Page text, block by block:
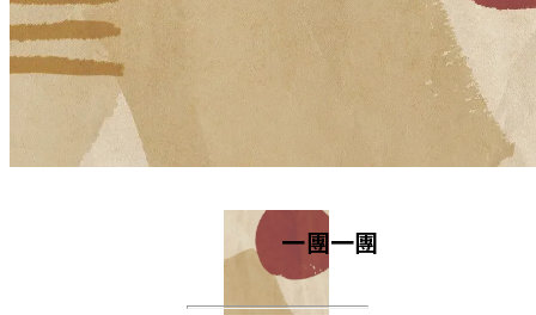
一團一團